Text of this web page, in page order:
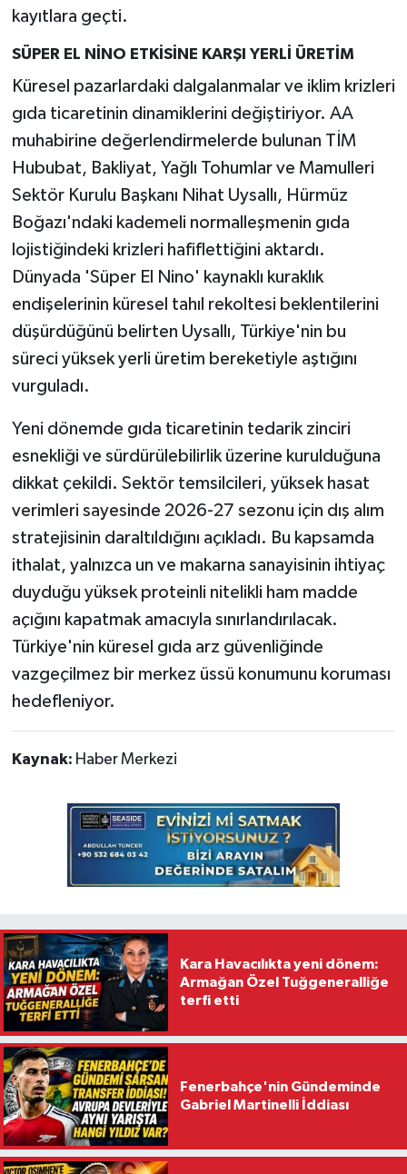
kayıtlara geçti.
SÜPER EL NİNO ETKİSİNE KARŞI YERLİ ÜRETİM
Küresel pazarlardaki dalgalanmalar ve iklim krizleri
gıda ticaretinin dinamiklerini değiştiriyor. AA
muhabirine değerlendirmelerde bulunan TİM
Hububat, Bakliyat, Yağlı Tohumlar ve Mamulleri
Sektör Kurulu Başkanı Nihat Uysallı, Hürmüz
Boğazı'ndaki kademeli normalleşmenin gıda
lojistiğindeki krizleri hafiflettiğini aktardı.
Dünyada 'Süper El Nino' kaynaklı kuraklık
endişelerinin küresel tahıl rekoltesi beklentilerini
düşürdüğünü belirten Uysallı, Türkiye'nin bu
süreci yüksek yerli üretim bereketiyle aştığını
vurguladı.
Yeni dönemde gıda ticaretinin tedarik zinciri
esnekliği ve sürdürülebilirlik üzerine kurulduğuna
dikkat çekildi. Sektör temsilcileri, yüksek hasat
verimleri sayesinde 2026-27 sezonu için dış alım
stratejisinin daraltıldığını açıkladı. Bu kapsamda
ithalat, yalnızca un ve makarna sanayisinin ihtiyaç
duyduğu yüksek proteinli nitelikli ham madde
açığını kapatmak amacıyla sınırlandırılacak.
Türkiye'nin küresel gıda arz güvenliğinde
vazgeçilmez bir merkez üssü konumunu koruması
hedefleniyor.
Kaynak: Haber Merkezi
Kara Havacılıkta yeni dönem:
Armağan Özel Tuğgeneralliğe
terfi etti
Fenerbahçe'nin Gündeminde
Gabriel Martinelli İddiası